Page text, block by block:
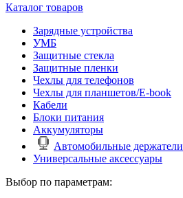
Каталог товаров
Зарядные устройства
УМБ
Защитные стекла
Защитные пленки
Чехлы для телефонов
Чехлы для планшетов/E-book
Кабели
Блоки питания
Аккумуляторы
Автомобильные держатели
Универсальные аксессуары
Выбор по параметрам: